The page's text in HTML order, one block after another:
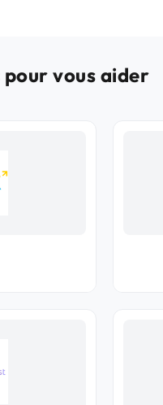
pour vous aider